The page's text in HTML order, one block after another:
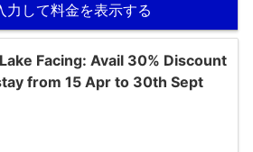
力して料金を表示する
Facing: Avail 30% Discount
from 15 Apr to 30th Sept